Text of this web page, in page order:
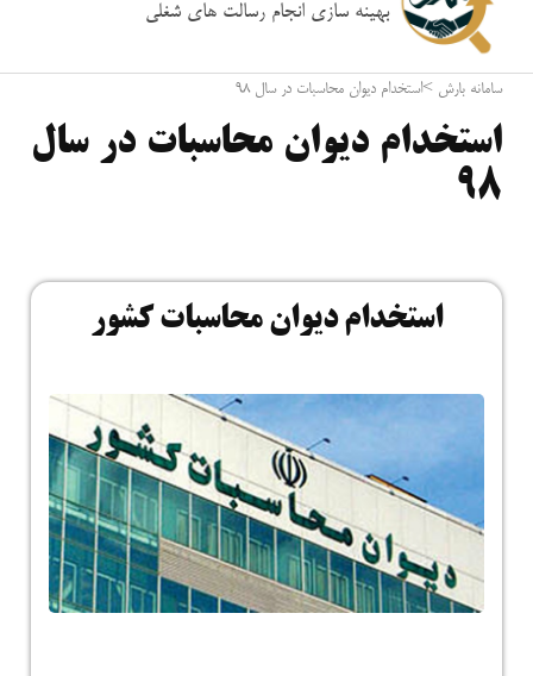
بهینه سازی انجام رسالت های شغلی
سامانه بارش >استخدام دیوان محاسبات در سال 98
استخدام دیوان محاسبات در سال
98
استخدام دیوان محاسبات کشور